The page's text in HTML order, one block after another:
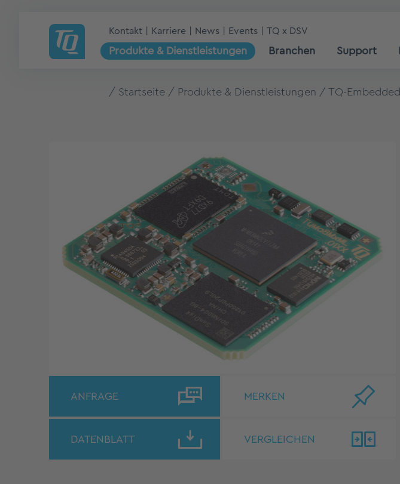
Kontakt Karriere News Events TQ x DSV
Produkte & Dienstleistungen Branchen Support
Startseite Produkte & Dienstleistungen TQ-Embedded
ANFRAGE MERKEN
DATENBLATT VERGLEICHEN